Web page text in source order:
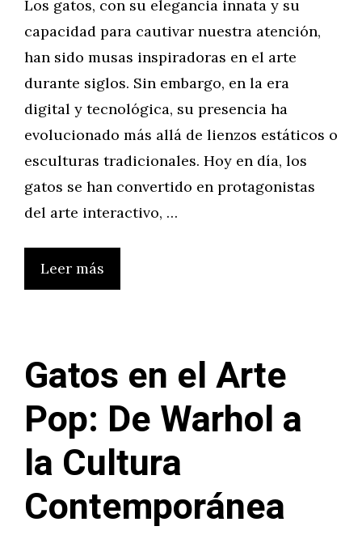
Los gatos, con su elegancia innata y su
capacidad para cautivar nuestra atención,
han sido musas inspiradoras en el arte
durante siglos. Sin embargo, en la era
digital y tecnológica, su presencia ha
evolucionado más allá de lienzos estáticos o
esculturas tradicionales. Hoy en día, los
gatos se han convertido en protagonistas
del arte interactivo, …
Leer más
Gatos en el Arte
Pop: De Warhol a
la Cultura
Contemporánea